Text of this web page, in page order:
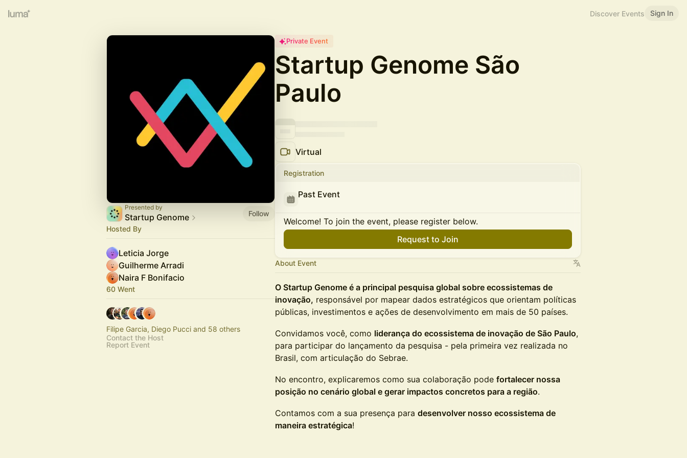
Discover Events Sign In
Presented by
Startup Genome
Follow
Hosted By
Leticia Jorge
Guilherme Arradi
Naira F Bonifacio
60 Went
Filipe Garcia, Diego Pucci and 58 others
Contact the Host
Report Event
Private Event
Startup Genome São
Paulo
Virtual
Registration
Past Event
Welcome! To join the event, please register below.
Request to Join
About Event
O Startup Genome é a principal pesquisa global sobre ecossistemas de
inovação, responsável por mapear dados estratégicos que orientam políticas
públicas, investimentos e ações de desenvolvimento em mais de 50 países.
Convidamos você, como liderança do ecossistema de inovação de São Paulo,
para participar do lançamento da pesquisa - pela primeira vez realizada no
Brasil, com articulação do Sebrae.
No encontro, explicaremos como sua colaboração pode fortalecer nossa
posição no cenário global e gerar impactos concretos para a região.
Contamos com a sua presença para desenvolver nosso ecossistema de
maneira estratégica!